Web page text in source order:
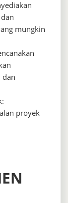
mungkin
dan
proyek